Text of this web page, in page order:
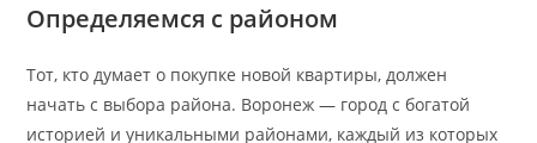
Определяемся с районом
Тот, кто думает о покупке новой квартиры, должен
начать с выбора района. Воронеж — город с богатой
историей и уникальными районами, каждый из которых